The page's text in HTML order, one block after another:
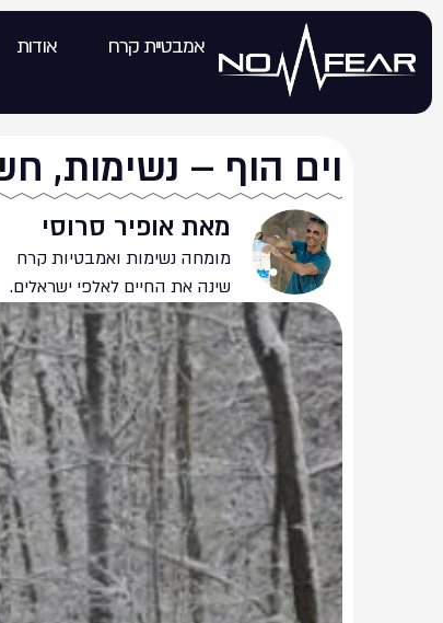
אמבטיית קרח אודות
וים הוף – נשימות,
מאת אופיר סרוסי
מומחה נשימות ואמבטיות קרח
שינה את החיים לאלפי ישראלים.